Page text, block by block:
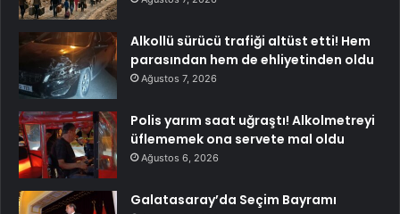
Alkollü sürücü trafiği altüst etti! Hem
parasından hem de ehliyetinden oldu
Ağustos 7, 2026
Polis yarım saat uğraştı! Alkolmetreyi
üflememek ona servete mal oldu
Ağustos 6, 2026
Galatasaray’da Seçim Bayramı